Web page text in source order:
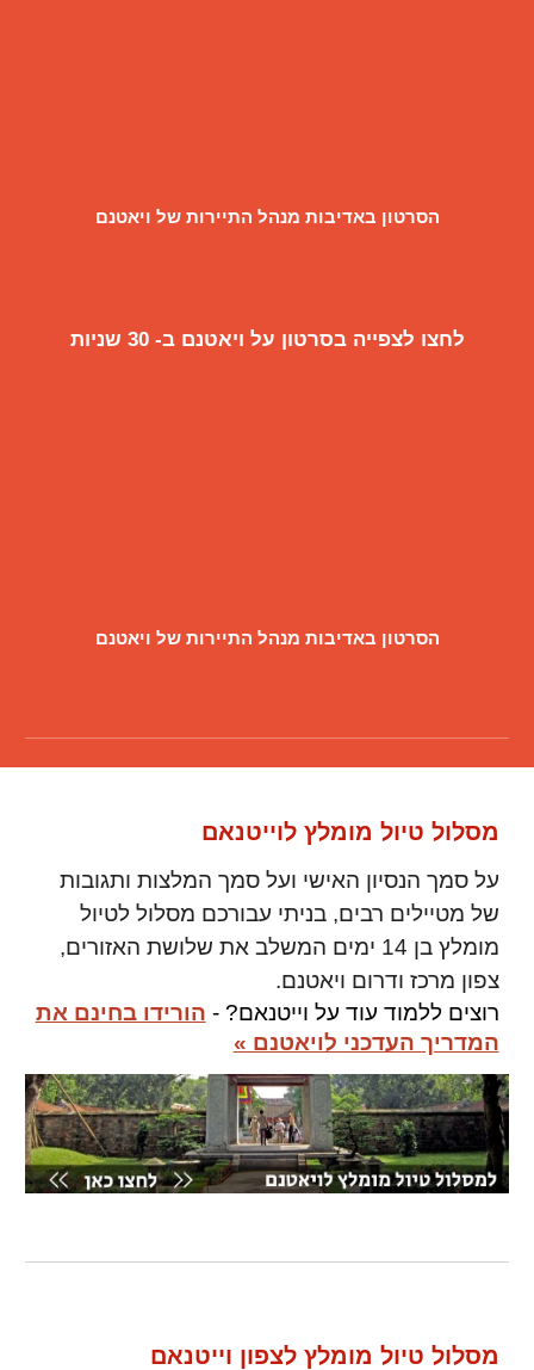
הסרטון באדיבות מנהל התיירות של ויאטנם
לחצו לצפייה בסרטון על ויאטנם ב- 30 שניות
הסרטון באדיבות מנהל התיירות של ויאטנם
מסלול טיול מומלץ לוייטנאם
על סמך הנסיון האישי ועל סמך המלצות ותגובות
של מטיילים רבים, בניתי עבורכם מסלול לטיול
מומלץ בן 14 ימים המשלב את שלושת האזורים,
צפון מרכז ודרום ויאטנם.
רוצים ללמוד עוד על וייטנאם?
- הורידו בחינם את
המדריך העדכני לויאטנם »
מסלול טיול מומלץלצפון וייטנאם